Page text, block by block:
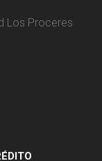
Los Proceres